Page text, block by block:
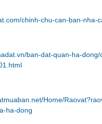
chinh-chu-can-ban-
ban-dat-quan-ha-
Home/
ha-dong